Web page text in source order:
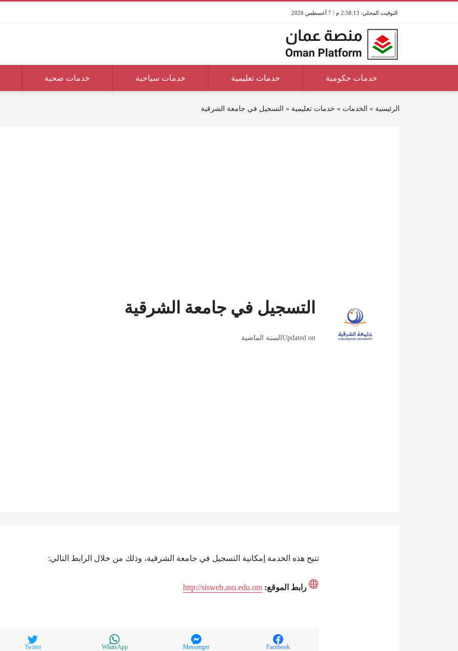
2:58:13 م / 7 أغسطس 2026
خدمات حكومية خدمات تعليمية خدمات سياحية خدمات صحية
الرئيسية » الخدمات » خدمات تعليمية » التسجيل في جامعة الشرقية
التسجيل في جامعة الشرقية
Updated onالسنة الماضية
تتيح هذه الخدمة إمكانية التسجيل في جامعة الشرقية، وذلك من خلال الرابط التالي:
رابط الموقع: http://sisweb.asu.edu.om
Facebook
Messenger
WhatsApp
Twitter